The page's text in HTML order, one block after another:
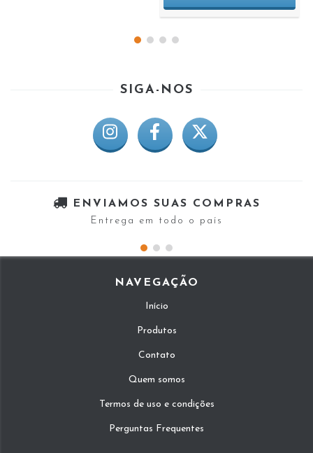
SIGA-NOS
ENVIAMOS SUAS COMPRAS
Entrega em todo o país
NAVEGAÇÃO
Início
Produtos
Contato
Quem somos
Termos de uso e condições
Perguntas Frequentes